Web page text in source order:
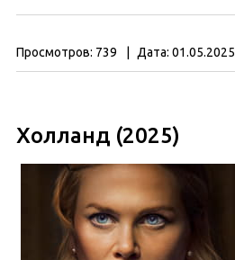
Просмотров: 739 Дата: 01.05.2025
Холланд (2025)